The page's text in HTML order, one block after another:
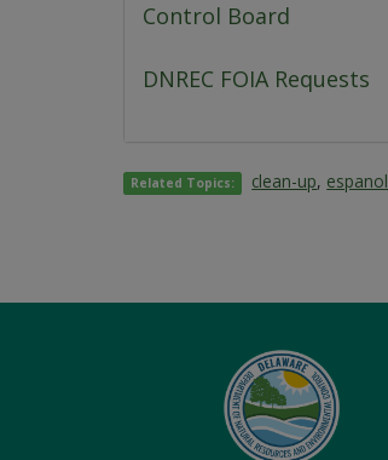
Control Board
DNREC FOIA Requests
Related Topics: clean-up, espanol